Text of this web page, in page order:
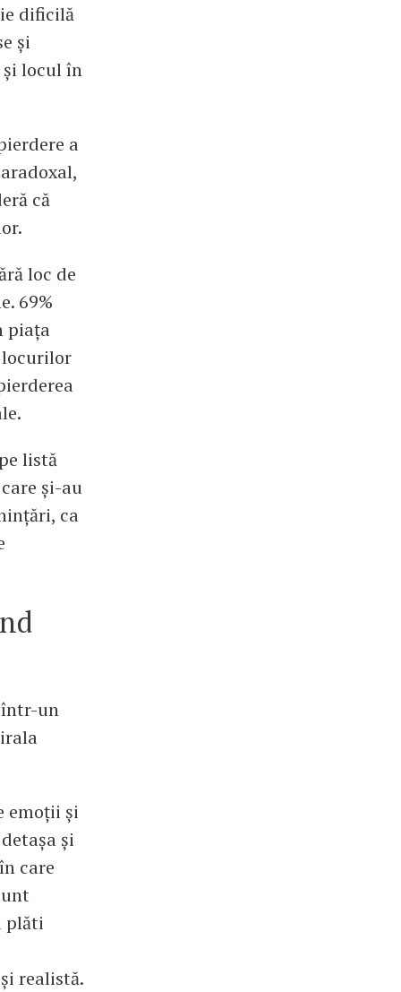
dificilă
și
locul în
a
că
loc de
69%
piața
locurilor
listă
și-au
ca
într-un
emoții și
și
care
plăti
realistă.